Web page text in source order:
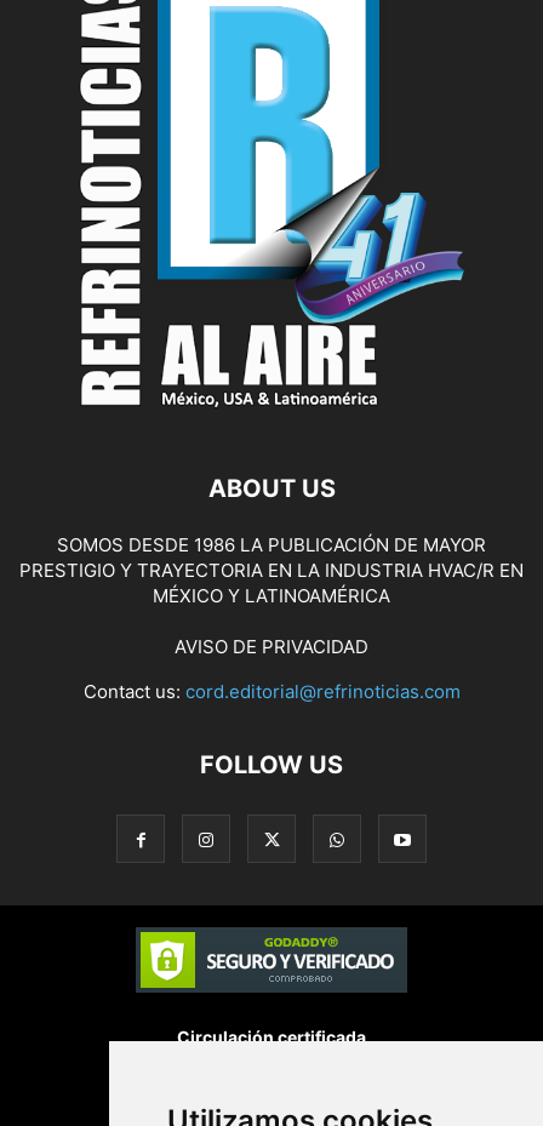
ABOUT US
SOMOS DESDE 1986 LA PUBLICACIÓN DE MAYOR
PRESTIGIO Y TRAYECTORIA EN LA INDUSTRIA HVAC/R EN
MÉXICO Y LATINOAMÉRICA
AVISO DE PRIVACIDAD
Contact us: cord.editorial@refrinoticias.com
FOLLOW US
Circulación certificada
Desarrollado por